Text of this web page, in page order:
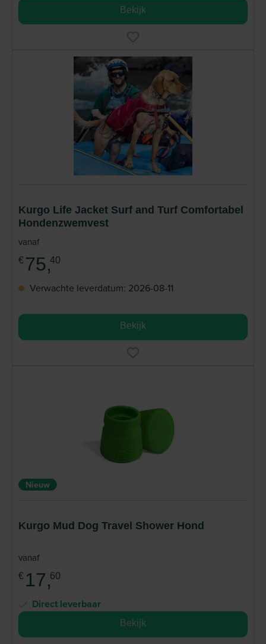
Bekijk
Kurgo Life Jacket Surf and Turf Comfortabel
Hondenzwemvest
vanaf
€ 75,40
Verwachte leverdatum: 2026-08-11
Bekijk
Nieuw
Kurgo Mud Dog Travel Shower Hond
vanaf
€ 17,60
Direct leverbaar
Bekijk